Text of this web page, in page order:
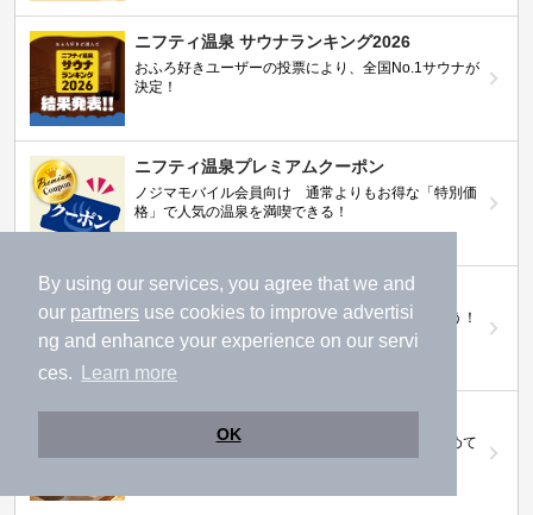
By using our services, you agree that we and
our partners use cookies to improve advertisi
ng and enhance your experience on our servi
ces.
Learn more
OK
ニフティ温泉 サウナランキング2026
おふろ好きユーザーの投票により、全国No.1サウナが
決定！
ニフティ温泉プレミアムクーポン
ノジマモバイル会員向け 通常よりもお得な「特別価
格」で人気の温泉を満喫できる！
【ニフティ温泉 百名湯2026】
行ってみたい施設に投票してプレゼントを当てよう！
（全10回開催 / 合計260名様）
岩盤浴特集
日本全国の岩盤浴情報だけをピックアップ。まとめて
検索！